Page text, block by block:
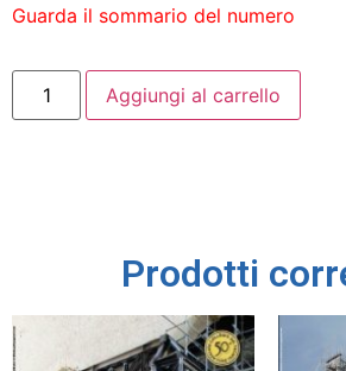
Guarda il sommario del numero
Aggiungi al carrello
Prodotti